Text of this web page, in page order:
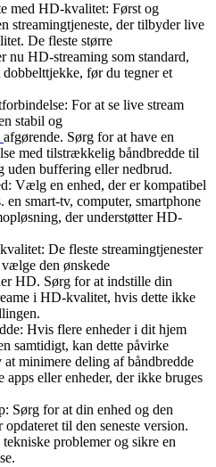
med HD-kvalitet: Først og
streamingtjeneste, der tilbyder live
De fleste større
nu HD-streaming som standard,
før du tegner et
For at se live stream
stabil og
afgørende. Sørg for at have en
med tilstrækkelig båndbredde til
uden buffering eller nedbrud.
Vælg en enhed, der er kompatibel
smart-tv, computer, smartphone
der understøtter HD-
De fleste streamingtjenester
den ønskede
HD. Sørg for at indstille din
i HD-kvalitet, hvis dette ikke
Hvis flere enheder i dit hjem
samtidigt, kan dette påvirke
minimere deling af båndbredde
eller enheder, der ikke bruges
Sørg for at din enhed og den
til den seneste version.
problemer og sikre en